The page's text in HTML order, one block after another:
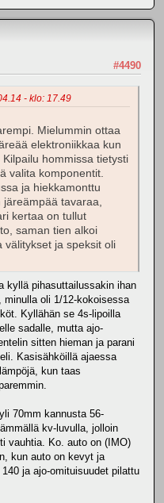
#4490
- klo: 17.49
Mielummin ottaa
elektroniikkaa kun
hommissa tietysti
valita komponentit.
ja hiekkamonttu
tavaraa,
kertaa on tullut
saman tien alkoi
välitykset ja speksit oli
kyllä pihasuttailussakin ihan
minulla oli 1/12-kokoisessa
Kyllähän se 4s-lipoilla
sadalle, mutta ajo-
sitten hieman ja parani
Kasisähköillä ajaessa
kun taas
70mm kannusta 56-
kv-luvulla, jolloin
vauhtia. Ko. auto on (IMO)
kun auto on kevyt ja
ja ajo-omituisuudet pilattu